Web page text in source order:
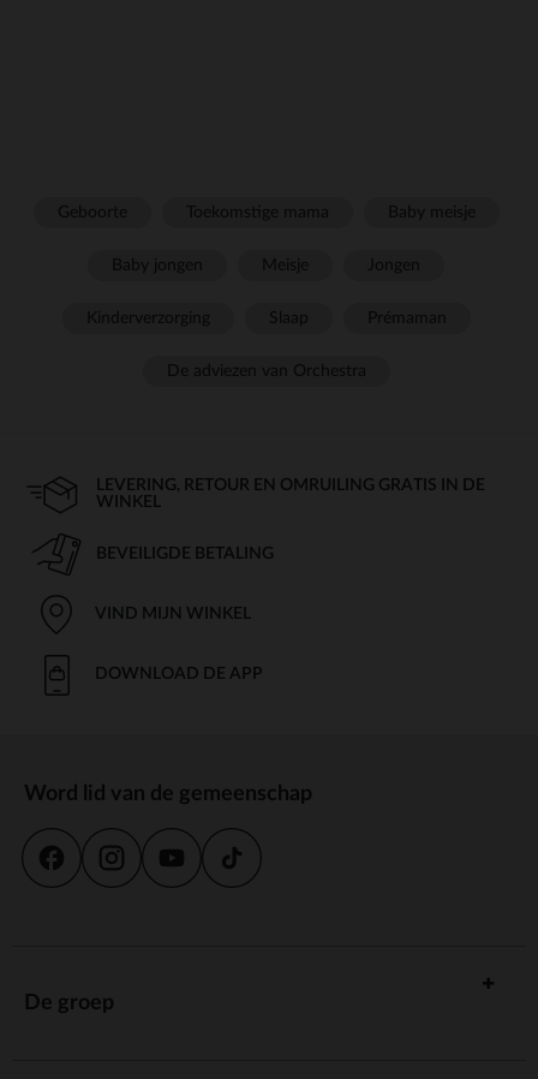
LEVERING, RETOUR EN OMRUILING GRATIS IN DE
WINKEL
BEVEILIGDE BETALING
VIND MIJN WINKEL
DOWNLOAD DE APP
Word lid van de gemeenschap
De groep